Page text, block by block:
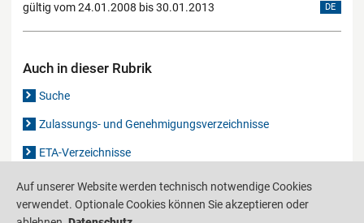
gültig vom 24.01.2008 bis 30.01.2013
DE
Auch in dieser Rubrik
Suche
Zulassungs- und Genehmigungsverzeichnisse
ETA-Verzeichnisse
Gutachten-Verzeichnis
Auf unserer Website werden technisch notwendige Cookies
verwendet. Optionale Cookies können Sie akzeptieren oder